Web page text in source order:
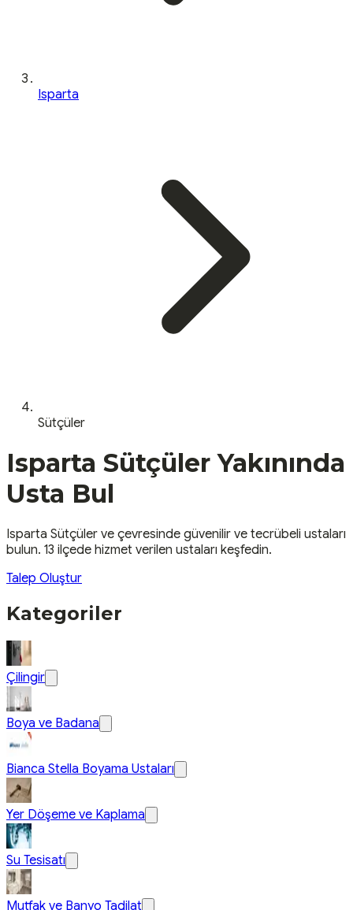
Isparta
Sütçüler
Isparta Sütçüler Yakınında
Usta Bul
Isparta Sütçüler ve çevresinde güvenilir ve tecrübeli ustaları
bulun. 13 ilçede hizmet verilen ustaları keşfedin.
Talep Oluştur
Kategoriler
Çilingir
Boya ve Badana
Bianca Stella Boyama Ustaları
Yer Döşeme ve Kaplama
Su Tesisatı
Mutfak ve Banyo Tadilat